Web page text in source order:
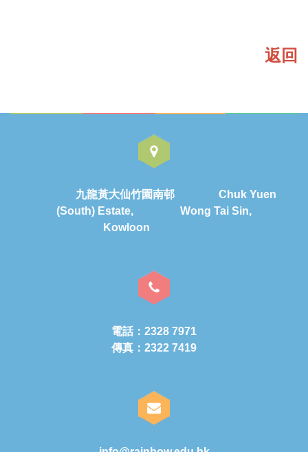
返回
九龍黃大仙竹園南邨 Chuk Yuen
(South) Estate, Wong Tai Sin,
Kowloon
電話：2328 7971
傳真：2322 7419